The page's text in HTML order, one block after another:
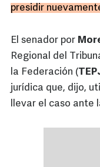
presidir
El senador por
Regional del
la Federación (
jurídica que, dijo,
llevar el caso ante